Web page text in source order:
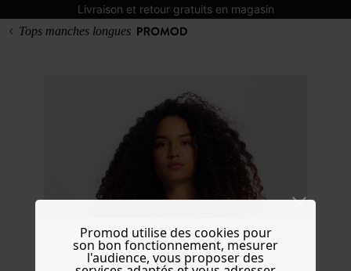
Livraison et retour gratuits en magasin
Tops manches longues
Promod utilise des cookies pour
son bon fonctionnement, mesurer
l'audience, vous proposer des